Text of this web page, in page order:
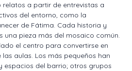
a partir de entrevistas a
del entorno, como la
de Fátima. Cada historia y
una pieza más del mosaico común.
el centro para convertirse en
aulas. Los más pequeños han
espacios del barrio; otros grupos